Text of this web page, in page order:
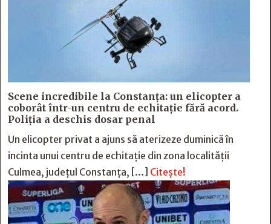
Scene incredibile la Constanța: un elicopter a
coborât într-un centru de echitație fără acord.
Poliția a deschis dosar penal
Un elicopter privat a ajuns să aterizeze duminică în
incinta unui centru de echitație din zona localității
Culmea, județul Constanța, […] Citește!